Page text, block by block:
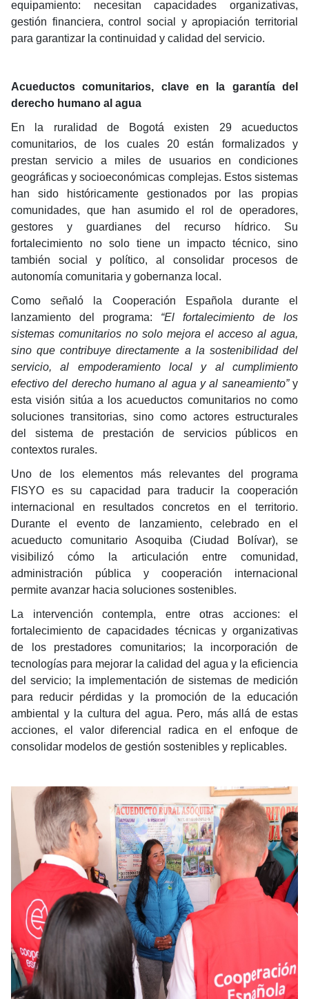
equipamiento: necesitan capacidades organizativas,
gestión financiera, control social y apropiación territorial
para garantizar la continuidad y calidad del servicio.
Acueductos comunitarios, clave en la garantía del
derecho humano al agua
En la ruralidad de Bogotá existen 29 acueductos
comunitarios, de los cuales 20 están formalizados y
prestan servicio a miles de usuarios en condiciones
geográficas y socioeconómicas complejas. Estos sistemas
han sido históricamente gestionados por las propias
comunidades, que han asumido el rol de operadores,
gestores y guardianes del recurso hídrico. Su
fortalecimiento no solo tiene un impacto técnico, sino
también social y político, al consolidar procesos de
autonomía comunitaria y gobernanza local.
Como señaló la Cooperación Española durante el
lanzamiento del programa: “El fortalecimiento de los
sistemas comunitarios no solo mejora el acceso al agua,
sino que contribuye directamente a la sostenibilidad del
servicio, al empoderamiento local y al cumplimiento
efectivo del derecho humano al agua y al saneamiento” y
esta visión sitúa a los acueductos comunitarios no como
soluciones transitorias, sino como actores estructurales
del sistema de prestación de servicios públicos en
contextos rurales.
Uno de los elementos más relevantes del programa
FISYO es su capacidad para traducir la cooperación
internacional en resultados concretos en el territorio.
Durante el evento de lanzamiento, celebrado en el
acueducto comunitario Asoquiba (Ciudad Bolívar), se
visibilizó cómo la articulación entre comunidad,
administración pública y cooperación internacional
permite avanzar hacia soluciones sostenibles.
La intervención contempla, entre otras acciones: el
fortalecimiento de capacidades técnicas y organizativas
de los prestadores comunitarios; la incorporación de
tecnologías para mejorar la calidad del agua y la eficiencia
del servicio; la implementación de sistemas de medición
para reducir pérdidas y la promoción de la educación
ambiental y la cultura del agua. Pero, más allá de estas
acciones, el valor diferencial radica en el enfoque de
consolidar modelos de gestión sostenibles y replicables.